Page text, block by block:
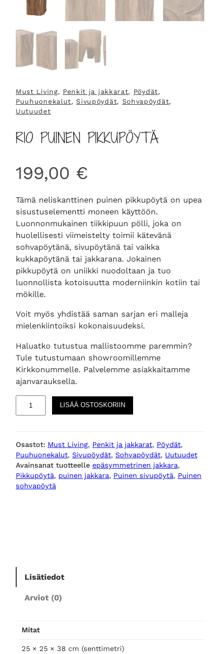
Must Living, Penkit ja jakkarat, Pöydät
Puuhuonekalut, Sivupöydät, Sohvapöydät
Uutuudet
RIO PUINEN PIKKUPÖYTÄ
199,00 €
Tämä neliskanttinen puinen pikkupöytä on upea
sisustuselementti moneen käyttöön.
Luonnonmukainen tiikkipuun pölli, joka on
huolellisesti viimeistelty toimii kätevänä
sohvapöytänä, sivupöytänä tai vaikka
kukkapöytänä tai jakkarana. Jokainen
pikkupöytä on uniikki nuodoltaan ja tuo
luonnollista kotoisuutta moderniinkin kotiin tai
mökille.
Voit myös yhdistää saman sarjan eri malleja
mielenkiintoiksi kokonaisuudeksi.
Haluatko tutustua mallistoomme paremmin?
Tule tutustumaan showroomillemme
Kirkkonummelle. Palvelemme asiakkaitamme
ajanvarauksella.
u
i
n
e
p
y
LISÄÄ OSTOSKORIIN
Osastot: Must Living, Penkit ja jakkarat, Pöydät
Puuhuonekalut, Sivupöydät, Sohvapöydät, Uutuudet
Avainsanat tuotteelle epäsymmetrinen jakkara
Pikkupöytä, puinen jakkara, Puinen sivupöytä, Puinen
sohvapöytä
Lisätiedot
Arviot (0)
Mitat
25 × 25 × 38 cm (senttimetri)